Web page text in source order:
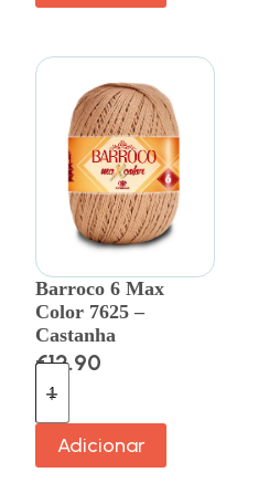
Barroco 6 Max
Color 7625 –
Castanha
€12.90
Adicionar